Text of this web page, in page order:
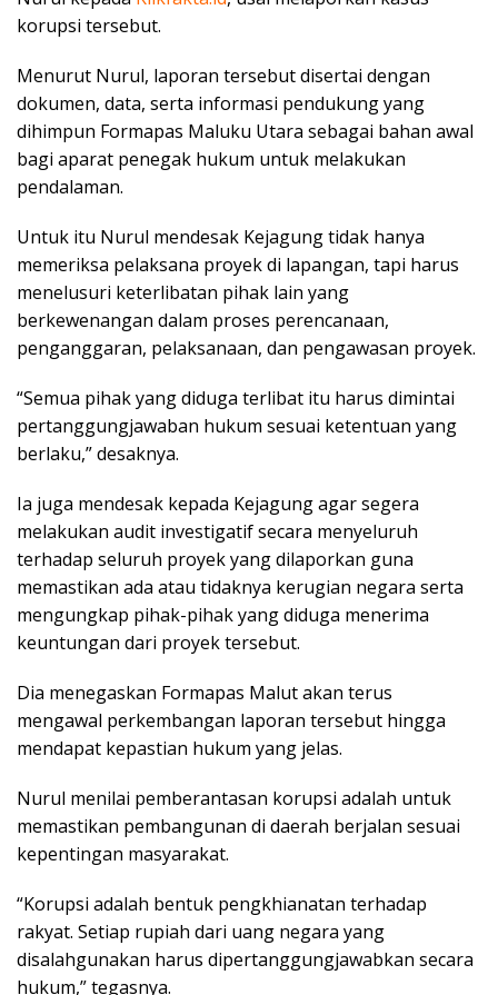
korupsi tersebut.
Menurut Nurul, laporan tersebut disertai dengan
dokumen, data, serta informasi pendukung yang
dihimpun Formapas Maluku Utara sebagai bahan awal
bagi aparat penegak hukum untuk melakukan
pendalaman.
Untuk itu Nurul mendesak Kejagung tidak hanya
memeriksa pelaksana proyek di lapangan, tapi harus
menelusuri keterlibatan pihak lain yang
berkewenangan dalam proses perencanaan,
penganggaran, pelaksanaan, dan pengawasan proyek.
“Semua pihak yang diduga terlibat itu harus dimintai
pertanggungjawaban hukum sesuai ketentuan yang
berlaku,” desaknya.
Ia juga mendesak kepada Kejagung agar segera
melakukan audit investigatif secara menyeluruh
terhadap seluruh proyek yang dilaporkan guna
memastikan ada atau tidaknya kerugian negara serta
mengungkap pihak-pihak yang diduga menerima
keuntungan dari proyek tersebut.
Dia menegaskan Formapas Malut akan terus
mengawal perkembangan laporan tersebut hingga
mendapat kepastian hukum yang jelas.
Nurul menilai pemberantasan korupsi adalah untuk
memastikan pembangunan di daerah berjalan sesuai
kepentingan masyarakat.
“Korupsi adalah bentuk pengkhianatan terhadap
rakyat. Setiap rupiah dari uang negara yang
disalahgunakan harus dipertanggungjawabkan secara
hukum,” tegasnya.